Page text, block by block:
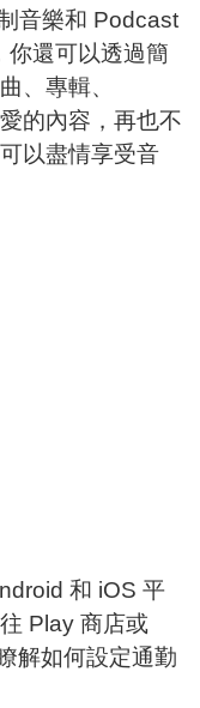
音樂和 Podcast
你還可以透過簡
、專輯、
的內容，再也不
以盡情享受音
和 iOS 平
Play 商店或
解如何設定通勤